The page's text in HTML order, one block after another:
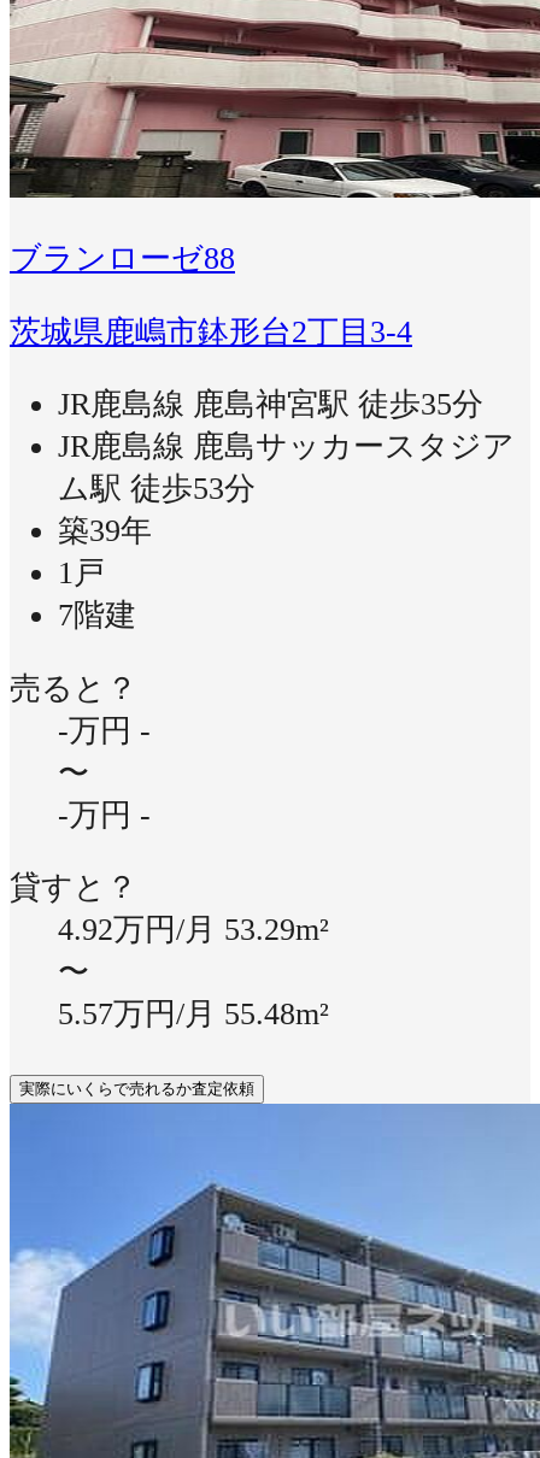
ブランローゼ88
茨城県鹿嶋市鉢形台2丁目3-4
JR鹿島線 鹿島神宮駅 徒歩35分
JR鹿島線 鹿島サッカースタジア
ム駅 徒歩53分
築39年
1戸
7階建
売ると？
-万円 -
〜
-万円 -
貸すと？
4.92万円/月 53.29m²
〜
5.57万円/月 55.48m²
実際にいくらで売れるか査定依頼